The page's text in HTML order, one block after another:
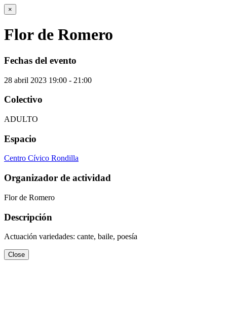
×
Flor de Romero
Fechas del evento
28 abril 2023 19:00 - 21:00
Colectivo
ADULTO
Espacio
Centro Cívico Rondilla
Organizador de actividad
Flor de Romero
Descripción
Actuación variedades: cante, baile, poesía
Close